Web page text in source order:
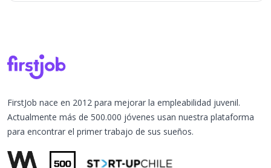
FirstJob nace en 2012 para mejorar la empleabilidad juvenil.
Actualmente más de 500.000 jóvenes usan nuestra plataforma
para encontrar el primer trabajo de sus sueños.